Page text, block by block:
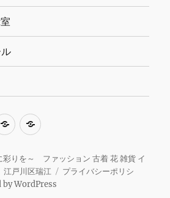
QUIRK
び
ス
ク
SHOWROOM
りを～ ファッション 古着 花 雑貨 イ
戸川区瑞江
プライバシーポリシ
WordPress